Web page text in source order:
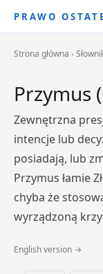
PRAWO
Strona główna ›
Przymus
Zewnętrzna
intencje lub
posiadają, lub
Przymus łamie
chyba że
wyrządzoną
English version →